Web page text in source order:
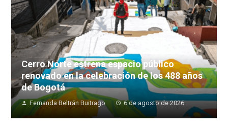
Cerro Norte estrena espacio público
renovado en la celebración de los 488 años
de Bogotá
Fernanda Beltrán Buitrago 6 de agosto de 2026